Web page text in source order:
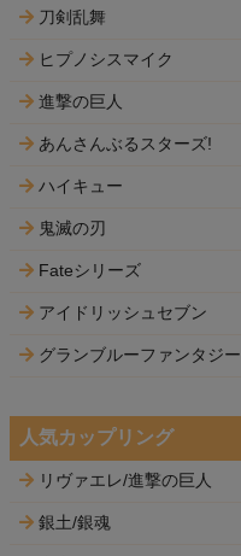
刀剣乱舞
ヒプノシスマイク
進撃の巨人
あんさんぶるスターズ!
ハイキュー
鬼滅の刃
Fateシリーズ
アイドリッシュセブン
グランブルーファンタジー
人気カップリング
リヴァエレ/進撃の巨人
銀土/銀魂